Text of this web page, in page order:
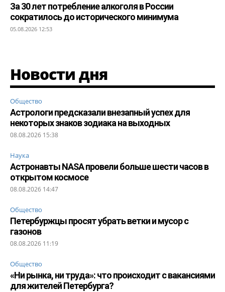
За 30 лет потребление алкоголя в России
сократилось до исторического минимума
05.08.2026 12:53
Новости дня
Общество
Астрологи предсказали внезапный успех для
некоторых знаков зодиака на выходных
08.08.2026 15:38
Наука
Астронавты NASA провели больше шести часов в
открытом космосе
08.08.2026 14:47
Общество
Петербуржцы просят убрать ветки и мусор с
газонов
08.08.2026 11:19
Общество
«Ни рынка, ни труда»: что происходит с вакансиями
для жителей Петербурга?